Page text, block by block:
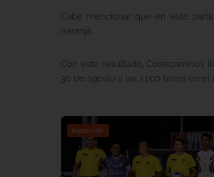
Cabe mencionar que en este
naranja.
Con este resultado, Correcaminos
30 de agosto a las 21:00 horas en el
Expansión